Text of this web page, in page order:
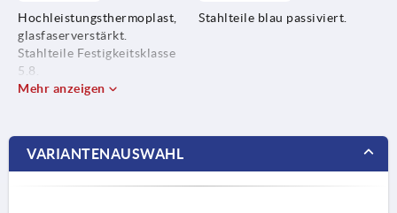
Hochleistungsthermoplast,
glasfaserverstärkt.
Stahlteile Festigkeitsklasse
5.8.
Stahlteile blau passiviert.
Mehr anzeigen
VARIANTENAUSWAHL